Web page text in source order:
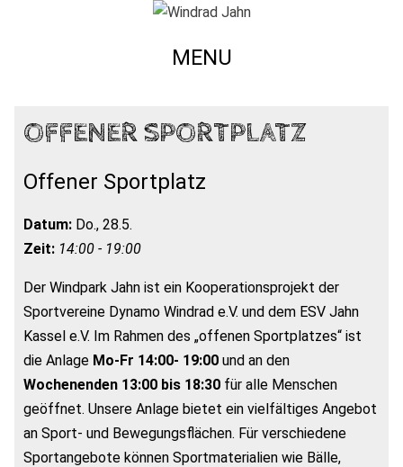
MENU
OFFENER SPORTPLATZ
Offener Sportplatz
Datum: Do., 28.5.
Zeit: 14:00 - 19:00
Der Windpark Jahn ist ein Kooperationsprojekt der
Sportvereine Dynamo Windrad e.V. und dem ESV Jahn
Kassel e.V. Im Rahmen des „offenen Sportplatzes“ ist
die Anlage Mo-Fr 14:00- 19:00 und an den
Wochenenden 13:00 bis 18:30 für alle Menschen
geöffnet. Unsere Anlage bietet ein vielfältiges Angebot
an Sport- und Bewegungsflächen. Für verschiedene
Sportangebote können Sportmaterialien wie Bälle,